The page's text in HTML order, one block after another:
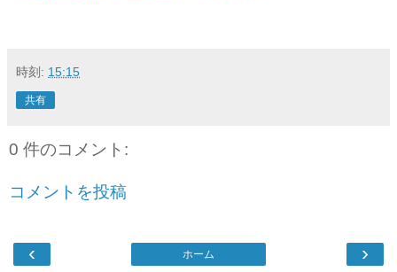
時刻: 15:15
共有
0 件のコメント:
コメントを投稿
‹ ›
ホーム